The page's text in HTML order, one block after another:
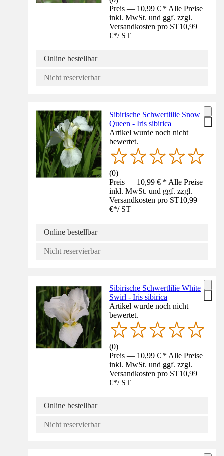
Preis — 10,99 € * Alle Preise
inkl. MwSt. und ggf. zzgl.
Versandkosten pro ST10,99
€*/ ST
Online bestellbar
Nicht reservierbar
Sibirische Schwertlilie Snow
Queen - Iris sibirica
Artikel wurde noch nicht
bewertet.
(0)
Preis — 10,99 € * Alle Preise
inkl. MwSt. und ggf. zzgl.
Versandkosten pro ST10,99
€*/ ST
Online bestellbar
Nicht reservierbar
Sibirische Schwertlilie White
Swirl - Iris sibirica
Artikel wurde noch nicht
bewertet.
(0)
Preis — 10,99 € * Alle Preise
inkl. MwSt. und ggf. zzgl.
Versandkosten pro ST10,99
€*/ ST
Online bestellbar
Nicht reservierbar